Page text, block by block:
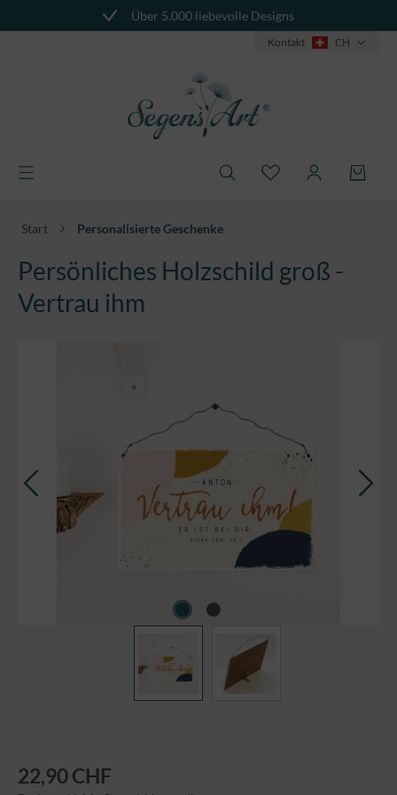
Über 5.000 liebevolle Designs
Kontakt CH
Start Personalisierte Geschenke
Persönliches Holzschild groß -
Vertrau ihm
22,90 CHF